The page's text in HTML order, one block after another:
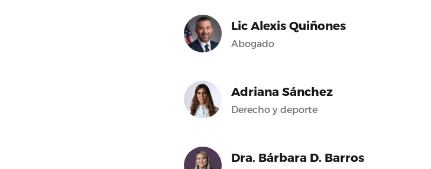
Lic Alexis Quiñones
Abogado
Adriana Sánchez
Derecho y deporte
Dra. Bárbara D. Barros